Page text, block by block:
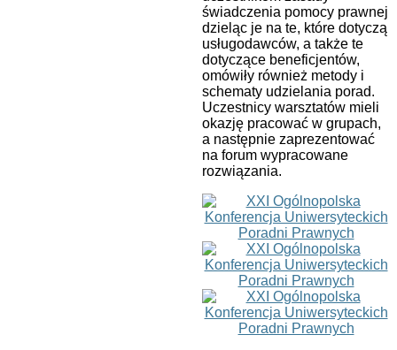
świadczenia pomocy prawnej
dzieląc je na te, które dotyczą
usługodawców, a także te
dotyczące beneficjentów,
omówiły również metody i
schematy udzielania porad.
Uczestnicy warsztatów mieli
okazję pracować w grupach,
a następnie zaprezentować
na forum wypracowane
rozwiązania.